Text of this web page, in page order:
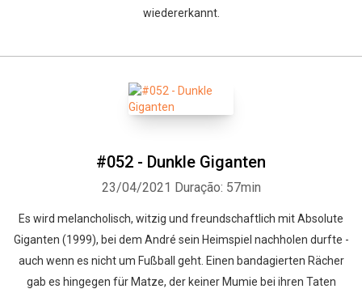
wiedererkannt.
#052 - Dunkle Giganten
23/04/2021 Duração: 57min
Es wird melancholisch, witzig und freundschaftlich mit Absolute
Giganten (1999), bei dem André sein Heimspiel nachholen durfte -
auch wenn es nicht um Fußball geht. Einen bandagierten Rächer
gab es hingegen für Matze, der keiner Mumie bei ihren Taten